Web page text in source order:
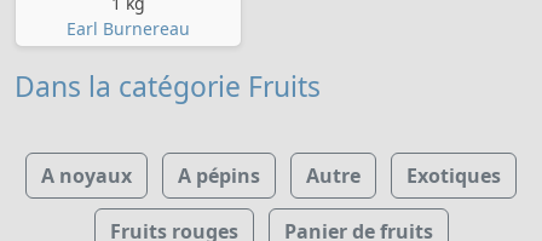
Earl Burnereau
Dans la catégorie Fruits
A noyaux A pépins Autre Exotiques
Fruits rouges Panier de fruits